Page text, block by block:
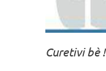
Curetivi bè !